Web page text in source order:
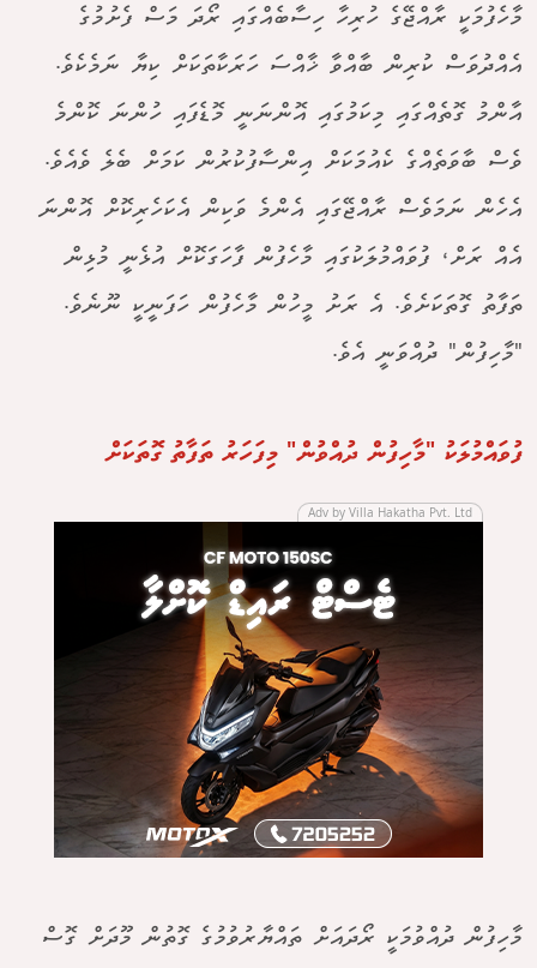
މާހެފުމަކީ ރާއްޖޭގެ ހުރިހާ ހިސާބެއްގައި ރޯދަ މަސް ފެށުމުގެ
އެއްދުވަސް ކުރިން ބާއްވާ ޚާއްސަ ހަރަކާތަކަށް ކިޔާ ނަމެކެވެ.
އާންމު ގޮތެއްގައި މިކަމުގައި އޮންނަނީ މޮޑެފައި ހުންނަ ކޮންމެ
ވެސް ބާވަތެއްގެ ކެއުމަކަށް އިންސާފުކުރުން ކަމަށް ބެލެ ވެއެވެ.
އެހެން ނަމަވެސް ރާއްޖޭގައި އެންމެ ވަކިން އެކަހެރިކޮށް އޮންނަ
އެއް ރަށް، ފުވައްމުލަކުގައި މާހެފުން ފާހަގަކޮށް އުޅެނީ މުޅިން
ތަފާތު ގޮތަކަށެވެ. އެ ރަށު މީހުން މާހެފުން ހަފަނީކީ ނޫނެވެ.
"މާހިފުން" ދުއްވަނީ އެވެ.
ފުވައްމުލަކު "މާހިފުން ދުއްވުން" މިފަހަރު ތަފާތު ގޮތަކަށް
Adv by Villa Hakatha Pvt. Ltd
މާހިފުން ދުއްވުމަކީ ރޯދައަށް ތައްޔާރުވުމުގެ ގޮތުން މޫދަށް ގޮސް